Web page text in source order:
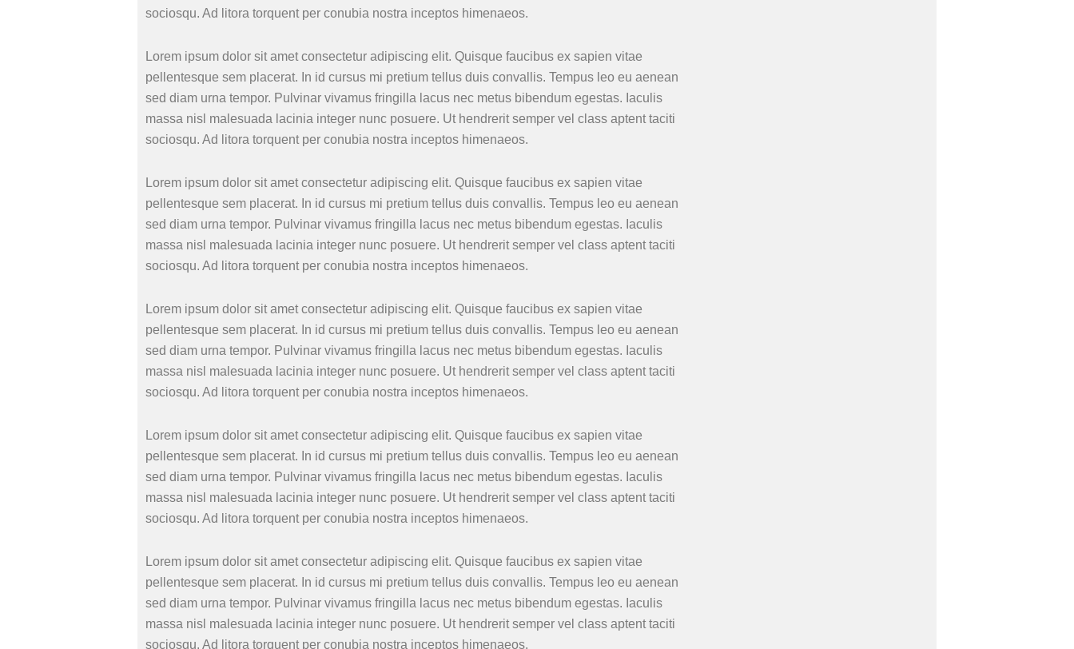
sociosqu. Ad litora torquent per conubia nostra inceptos himenaeos.
Lorem ipsum dolor sit amet consectetur adipiscing elit. Quisque faucibus ex sapien vitae
pellentesque sem placerat. In id cursus mi pretium tellus duis convallis. Tempus leo eu aenean
sed diam urna tempor. Pulvinar vivamus fringilla lacus nec metus bibendum egestas. Iaculis
massa nisl malesuada lacinia integer nunc posuere. Ut hendrerit semper vel class aptent taciti
sociosqu. Ad litora torquent per conubia nostra inceptos himenaeos.
Lorem ipsum dolor sit amet consectetur adipiscing elit. Quisque faucibus ex sapien vitae
pellentesque sem placerat. In id cursus mi pretium tellus duis convallis. Tempus leo eu aenean
sed diam urna tempor. Pulvinar vivamus fringilla lacus nec metus bibendum egestas. Iaculis
massa nisl malesuada lacinia integer nunc posuere. Ut hendrerit semper vel class aptent taciti
sociosqu. Ad litora torquent per conubia nostra inceptos himenaeos.
Lorem ipsum dolor sit amet consectetur adipiscing elit. Quisque faucibus ex sapien vitae
pellentesque sem placerat. In id cursus mi pretium tellus duis convallis. Tempus leo eu aenean
sed diam urna tempor. Pulvinar vivamus fringilla lacus nec metus bibendum egestas. Iaculis
massa nisl malesuada lacinia integer nunc posuere. Ut hendrerit semper vel class aptent taciti
sociosqu. Ad litora torquent per conubia nostra inceptos himenaeos.
Lorem ipsum dolor sit amet consectetur adipiscing elit. Quisque faucibus ex sapien vitae
pellentesque sem placerat. In id cursus mi pretium tellus duis convallis. Tempus leo eu aenean
sed diam urna tempor. Pulvinar vivamus fringilla lacus nec metus bibendum egestas. Iaculis
massa nisl malesuada lacinia integer nunc posuere. Ut hendrerit semper vel class aptent taciti
sociosqu. Ad litora torquent per conubia nostra inceptos himenaeos.
Lorem ipsum dolor sit amet consectetur adipiscing elit. Quisque faucibus ex sapien vitae
pellentesque sem placerat. In id cursus mi pretium tellus duis convallis. Tempus leo eu aenean
sed diam urna tempor. Pulvinar vivamus fringilla lacus nec metus bibendum egestas. Iaculis
massa nisl malesuada lacinia integer nunc posuere. Ut hendrerit semper vel class aptent taciti
sociosqu. Ad litora torquent per conubia nostra inceptos himenaeos.